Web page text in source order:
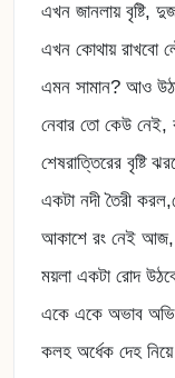
এখন জানলায় বৃষ্টি,
এখন কোথায় রাখবো
এমন সামান? আও
নেবার তো কেউ নেই,
শেষরাত্তিরের বৃষ্টি
একটা নদী তৈরী
আকাশে রং নেই
ময়লা একটা রোদ
একে একে অভাব
কলহ অর্ধেক দেহ নিয়ে